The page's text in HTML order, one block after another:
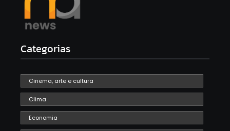
Categorias
Cinema, arte e cultura
Clima
Economia